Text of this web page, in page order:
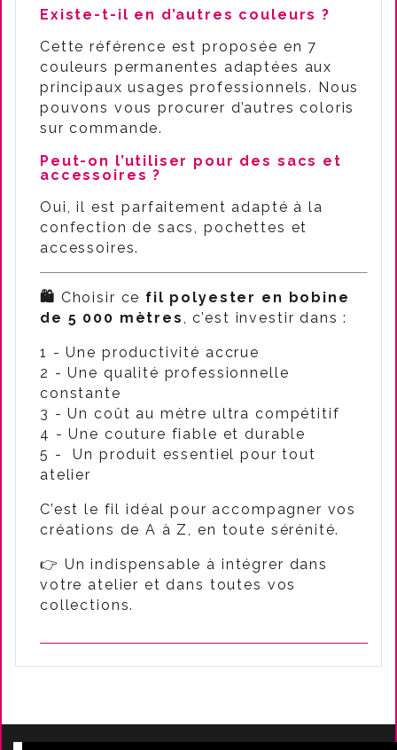
Existe-t-il en d’autres couleurs ?
Cette référence est proposée en 7
couleurs permanentes adaptées aux
principaux usages professionnels. Nous
pouvons vous procurer d’autres coloris
sur commande.
Peut-on l’utiliser pour des sacs et
accessoires ?
Oui, il est parfaitement adapté à la
confection de sacs, pochettes et
accessoires.
🛍️ Choisir ce fil polyester en bobine
de 5 000 mètres, c’est investir dans :
1 - Une productivité accrue
2 - Une qualité professionnelle
constante
3 - Un coût au mètre ultra compétitif
4 - Une couture fiable et durable
5 - Un produit essentiel pour tout
atelier
C’est le fil idéal pour accompagner vos
créations de A à Z, en toute sérénité.
👉 Un indispensable à intégrer dans
votre atelier et dans toutes vos
collections.